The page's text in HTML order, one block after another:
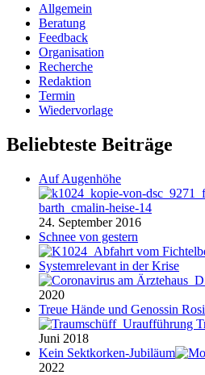
Allgemein
Beratung
Feedback
Organisation
Recherche
Redaktion
Termin
Wiedervorlage
Beliebteste Beiträge
Auf Augenhöhe
24. September 2016
Schnee von gestern
Systemrelevant in der Krise
2020
Treue Hände und Genossin Rosi
Juni 2018
Kein Sektkorken-Jubiläum
2022